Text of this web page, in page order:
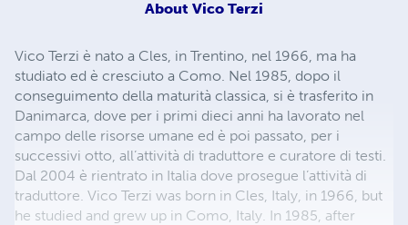
About Vico Terzi
Vico Terzi è nato a Cles, in Trentino, nel 1966, ma ha
studiato ed è cresciuto a Como. Nel 1985, dopo il
conseguimento della maturità classica, si è trasferito in
Danimarca, dove per i primi dieci anni ha lavorato nel
campo delle risorse umane ed è poi passato, per i
successivi otto, all’attività di traduttore e curatore di testi.
Dal 2004 è rientrato in Italia dove prosegue l’attività di
traduttore. Vico Terzi was born in Cles, Italy, in 1966, but
he studied and grew up in Como, Italy. In 1985, after